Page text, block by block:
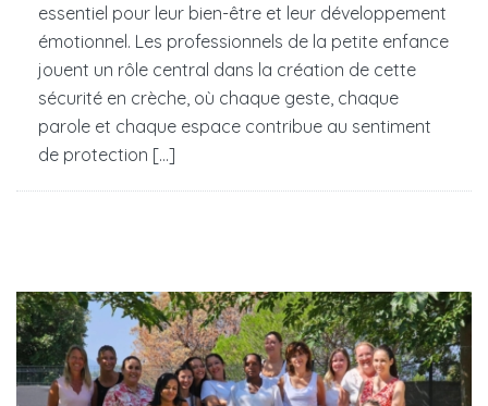
essentiel pour leur bien-être et leur développement
émotionnel. Les professionnels de la petite enfance
jouent un rôle central dans la création de cette
sécurité en crèche, où chaque geste, chaque
parole et chaque espace contribue au sentiment
de protection [...]